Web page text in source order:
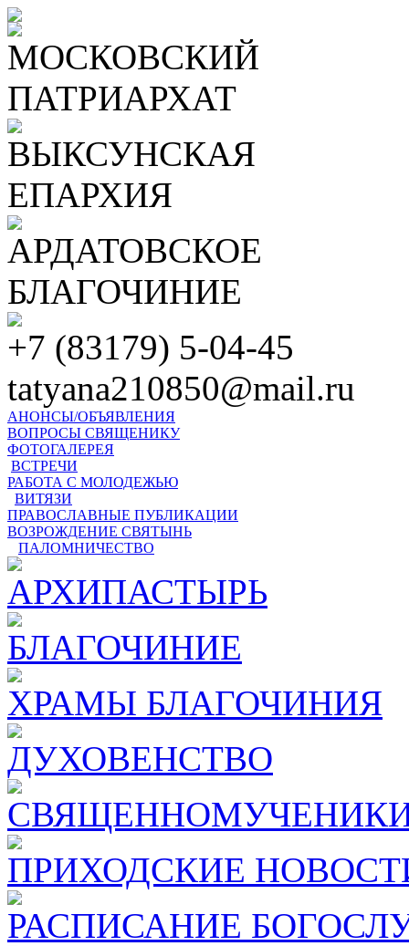
МОСКОВСКИЙ
ПАТРИАРХАТ
ВЫКСУНСКАЯ
ЕПАРХИЯ
АРДАТОВСКОЕ
БЛАГОЧИНИЕ
+7 (83179) 5-04-45
tatyana210850@mail.ru
АНОНСЫ/ОБЪЯВЛЕНИЯ
ВОПРОСЫ СВЯЩЕНИКУ
ФОТОГАЛЕРЕЯ
ВСТРЕЧИ
РАБОТА С МОЛОДЕЖЬЮ
ВИТЯЗИ
ПРАВОСЛАВНЫЕ ПУБЛИКАЦИИ
ВОЗРОЖДЕНИЕ СВЯТЫНЬ
ПАЛОМНИЧЕСТВО
АРХИПАСТЫРЬ
БЛАГОЧИНИЕ
ХРАМЫ БЛАГОЧИНИЯ
ДУХОВЕНСТВО
ПРИХОДСКИЕ
РАСПИСАНИЕ